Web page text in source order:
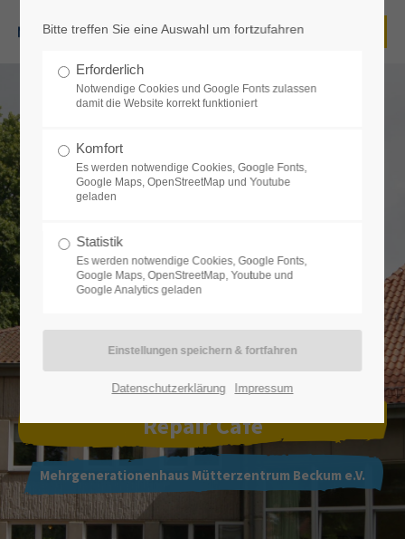
Benutzername
Passwort
Anmelden
Register|Lost your password?
Support
24h/ 365days
Repair Café
Mehrgenerationenhaus Mütterzentrum Beckum e.V.
Bitte treffen Sie eine Auswahl um fortzufahren
Erforderlich
Notwendige Cookies und Google Fonts zulassen
damit die Website korrekt funktioniert
Komfort
Es werden notwendige Cookies, Google Fonts,
Google Maps, OpenStreetMap und Youtube
geladen
Statistik
Es werden notwendige Cookies, Google Fonts,
Google Maps, OpenStreetMap, Youtube und
Google Analytics geladen
Datenschutzerklärung Impressum